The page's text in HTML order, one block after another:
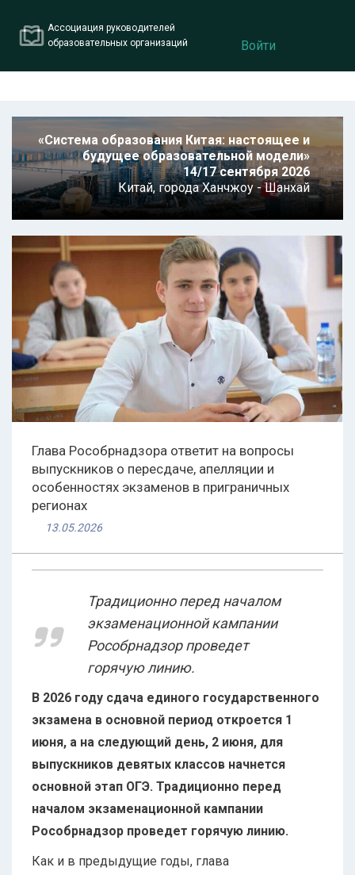
Ассоциация руководителей
образовательных организаций
Войти
«Система образования Китая: настоящее и
будущее образовательной модели»
14/17 сентября 2026
Китай,города Ханчжоу - Шанхай
Глава Рособрнадзора ответит на вопросы
выпускников о пересдаче, апелляции и
особенностях экзаменов в приграничных
регионах
13.05.2026
Традиционно перед началом
экзаменационной кампании
Рособрнадзор проведет
горячую линию.
В 2026 году сдача единого государственного
экзамена в основной период откроется 1
июня, а на следующий день, 2 июня, для
выпускников девятых классов начнется
основной этап ОГЭ. Традиционно перед
началом экзаменационной кампании
Рособрнадзор проведет горячую линию.
Как и в предыдущие годы, глава